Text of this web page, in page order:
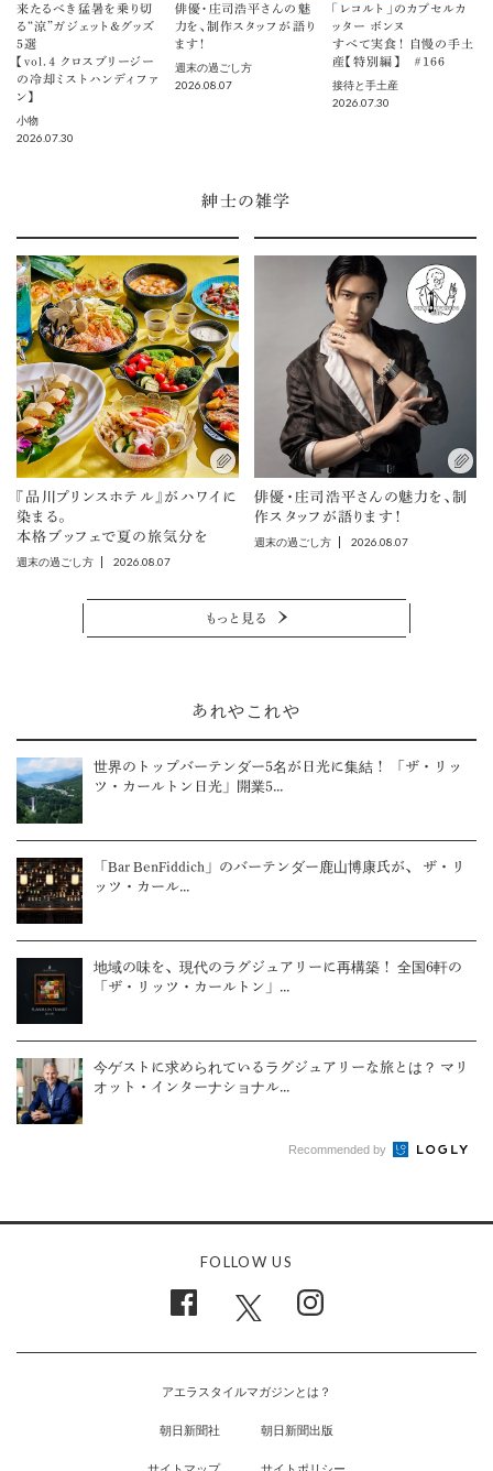
来たるべき猛暑を乗り切
る“涼”ガジェット＆グッズ
5選
【vol.４ クロスブリージー
の冷却ミストハンディファ
ン】
小物
2026.07.30
俳優・庄司浩平さんの魅
力を、制作スタッフが語り
ます！
週末の過ごし方
2026.08.07
「レコルト」のカプセルカ
ッター ボンヌ
すべて実食！ 自慢の手土
産【特別編】 ＃166
接待と手土産
2026.07.30
紳士の雑学
『品川プリンスホテル』がハワイに
染まる。
本格ブッフェで夏の旅気分を
週末の過ごし方 2026.08.07
俳優・庄司浩平さんの魅力を、制
作スタッフが語ります！
週末の過ごし方 2026.08.07
もっと見る
あれやこれや
世界のトップバーテンダー5名が日光に集結！ 「ザ・リッ
ツ・カールトン日光」開業5...
「Bar BenFiddich」のバーテンダー鹿山博康氏が、 ザ・リ
ッツ・カール...
地域の味を、現代のラグジュアリーに再構築！ 全国6軒の
「ザ・リッツ・カールトン」...
今ゲストに求められているラグジュアリーな旅とは？ マリ
オット・インターナショナル...
Recommended by
FOLLOW US
アエラスタイルマガジンとは？
朝日新聞社 朝日新聞出版